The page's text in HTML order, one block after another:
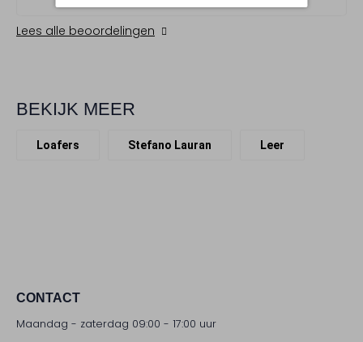
Lees alle beoordelingen
BEKIJK MEER
Loafers Stefano Lauran Leer
CONTACT
Maandag - zaterdag 09:00 - 17:00 uur